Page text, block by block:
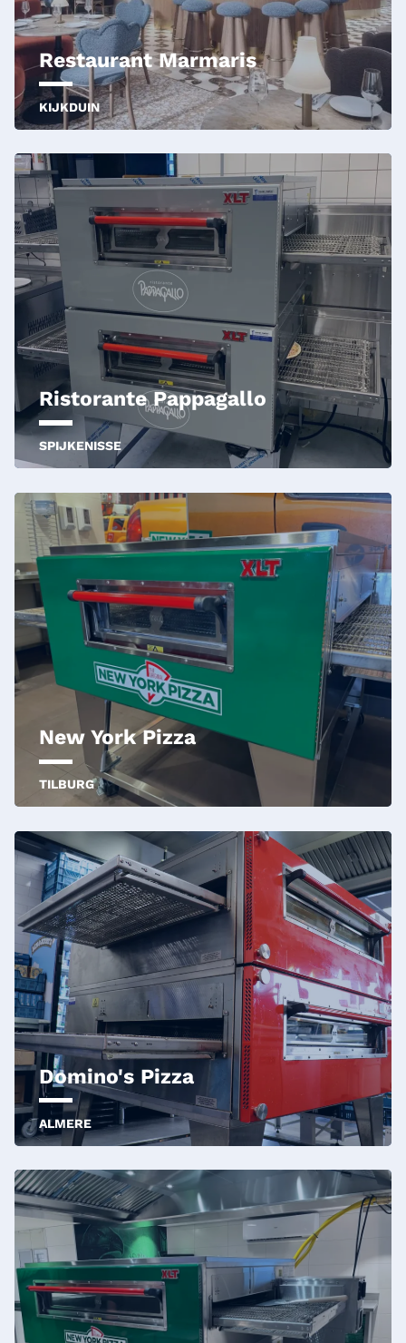
Restaurant Marmaris
KIJKDUIN
Ristorante Pappagallo
SPIJKENISSE
New York Pizza
TILBURG
Domino's Pizza
ALMERE